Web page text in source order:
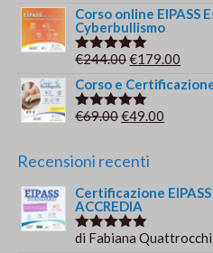
prezzo
originale
era:
Corso online EIPASS
Cyberbullismo
Valutato
€244.00Il
prezzo
originale
era:
€179.00
Corso e
Valutato
€69.00Il
originale
€69.00.
€49.00
€49.00.
Recensioni recenti
Certificazione
ACCREDIA
Valutato5
di Fabiana Quattrocchi